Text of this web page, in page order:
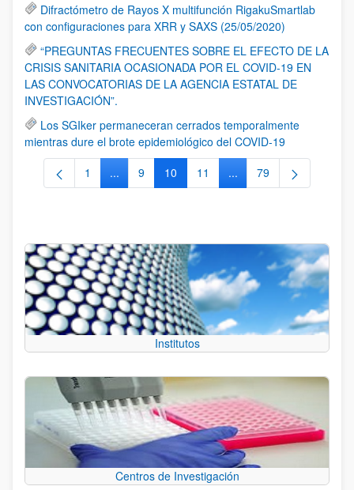
Difractómetro de Rayos X multifunción RigakuSmartlab
con configuraciones para XRR y SAXS (25/05/2020)
“PREGUNTAS FRECUENTES SOBRE EL EFECTO DE LA
CRISIS SANITARIA OCASIONADA POR EL COVID-19 EN
LAS CONVOCATORIAS DE LA AGENCIA ESTATAL DE
INVESTIGACIÓN”.
Los SGIker permaneceran cerrados temporalmente
mientras dure el brote epidemiológico del COVID-19
Página
1 ...Páginas intermedias Use TAB para
Página
9 Página
10 Página
11 ...Páginas intermedias
Página
79
Institutos
Centros de Investigación